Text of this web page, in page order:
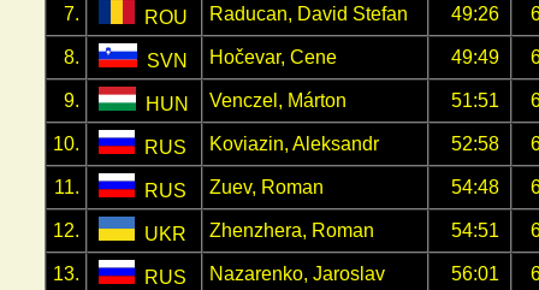
7. ROU Raducan, David Stefan 49:26
8. SVN Hočevar, Cene 49:49
9. HUN Venczel, Márton 51:51
10. RUS Koviazin, Aleksandr 52:58
11. RUS Zuev, Roman 54:48
12. UKR Zhenzhera, Roman 54:51
13. RUS Nazarenko, Jaroslav 56:01